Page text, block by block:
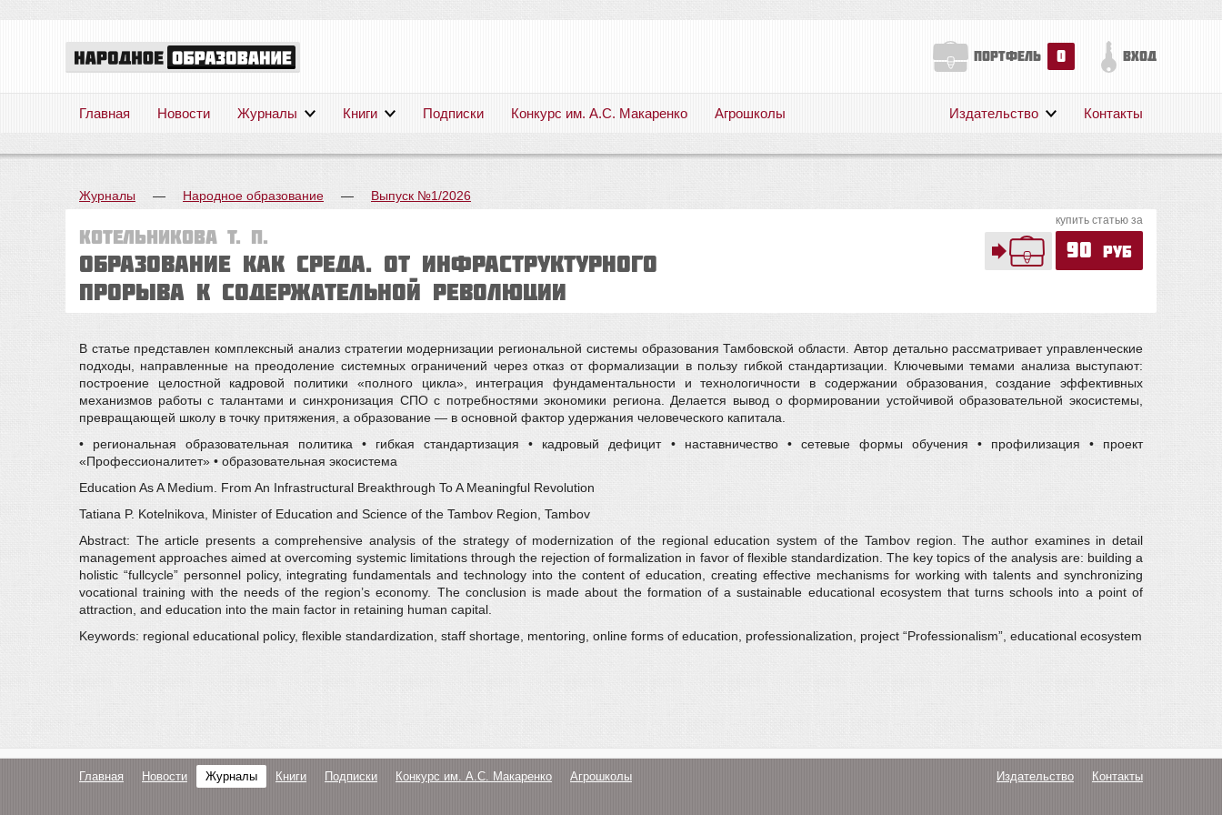
портфель 0 вход
Главная Новости Журналы Книги Подписки Конкурс им. А.С. Макаренко Агрошколы
Публикации
Издательство Контакты
Журналы — Народное образование — Выпуск №1/2026
Котельникова Т. П.
Образование как среда. От инфраструктурного
прорыва к содержательной революции
купить статью за
90 руб
В статье представлен комплексный анализ стратегии модернизации региональной системы образования Тамбовской области. Автор детально рассматривает управленческие
подходы, направленные на преодоление системных ограничений через отказ от формализации в пользу гибкой стандартизации. Ключевыми темами анализа выступают:
построение целостной кадровой политики «полного цикла», интеграция фундаментальности и технологичности в содержании образования, создание эффективных
механизмов работы с талантами и синхронизация СПО с потребностями экономики региона. Делается вывод о формировании устойчивой образовательной экосистемы,
превращающей школу в точку притяжения, а образование — в основной фактор удержания человеческого капитала.
• региональная образовательная политика • гибкая стандартизация • кадровый дефицит • наставничество • сетевые формы обучения • профилизация • проект
«Профессионалитет» • образовательная экосистема
Education As A Medium. From An Infrastructural Breakthrough To A Meaningful Revolution
Tatiana P. Kotelnikova, Minister of Education and Science of the Tambov Region, Tambov
Abstract: The article presents a comprehensive analysis of the strategy of modernization of the regional education system of the Tambov region. The author examines in detail
management approaches aimed at overcoming systemic limitations through the rejection of formalization in favor of flexible standardization. The key topics of the analysis are: building a
holistic “fullcycle” personnel policy, integrating fundamentals and technology into the content of education, creating effective mechanisms for working with talents and synchronizing
vocational training with the needs of the region’s economy. The conclusion is made about the formation of a sustainable educational ecosystem that turns schools into a point of
attraction, and education into the main factor in retaining human capital.
Keywords: regional educational policy, flexible standardization, staff shortage, mentoring, online forms of education, professionalization, project “Professionalism”, educational ecosystem
Главная Новости Журналы Книги Подписки Конкурс им. А.С. Макаренко Агрошколы Издательство Контакты